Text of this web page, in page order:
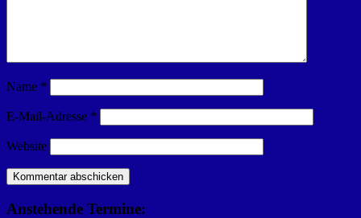
Name *
E-Mail-Adresse *
Website
Anstehende Termine: